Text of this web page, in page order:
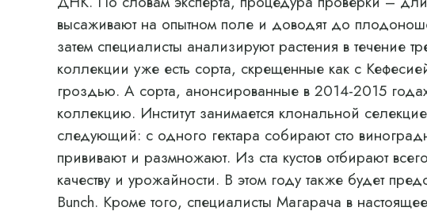
высаживают на опытном поле и доводят до
затем специалисты анализируют растения в течение
коллекции уже есть сорта, скрещенные как с
гроздью. А сорта, анонсированные в 2014-2015
коллекцию. Институт занимается клональной
следующий: с одного гектара собирают сто
прививают и размножают. Из ста кустов отбирают
качеству и урожайности. В этом году также будет
Bunch. Кроме того, специалисты Магарача в